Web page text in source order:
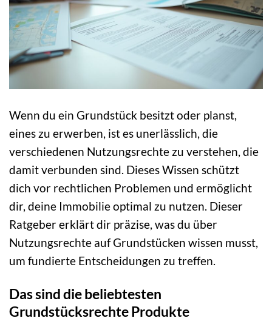
Wenn du ein Grundstück besitzt oder planst,
eines zu erwerben, ist es unerlässlich, die
verschiedenen Nutzungsrechte zu verstehen, die
damit verbunden sind. Dieses Wissen schützt
dich vor rechtlichen Problemen und ermöglicht
dir, deine Immobilie optimal zu nutzen. Dieser
Ratgeber erklärt dir präzise, was du über
Nutzungsrechte auf Grundstücken wissen musst,
um fundierte Entscheidungen zu treffen.
Das sind die beliebtesten
Grundstücksrechte Produkte